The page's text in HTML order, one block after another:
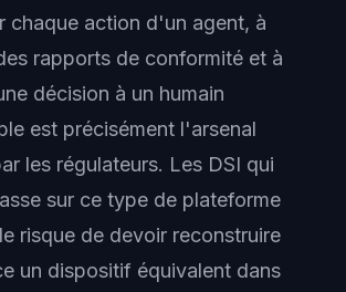
chaque action d'un agent, à
rapports de conformité et à
décision à un humain
est précisément l'arsenal
les régulateurs. Les DSI qui
sur ce type de plateforme
risque de devoir reconstruire
un dispositif équivalent dans